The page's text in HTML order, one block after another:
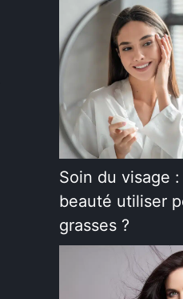
Soin du visage
beauté utiliser
grasses ?